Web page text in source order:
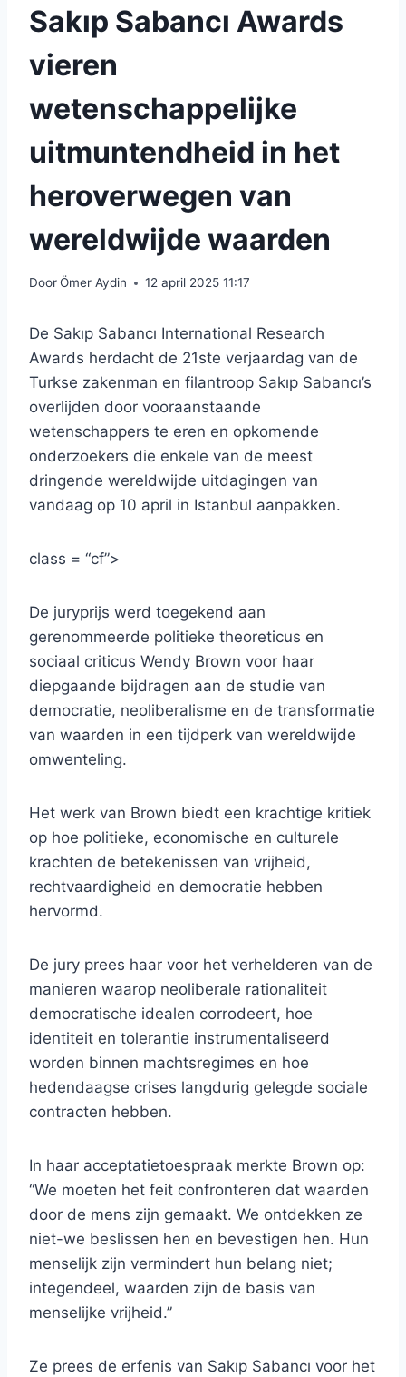
Sakıp Sabancı Awards
vieren
wetenschappelijke
uitmuntendheid in het
heroverwegen van
wereldwijde waarden
DoorÖmer Aydin 12 april 2025 11:17
De Sakıp Sabancı International Research
Awards herdacht de 21ste verjaardag van de
Turkse zakenman en filantroop Sakıp Sabancı’s
overlijden door vooraanstaande
wetenschappers te eren en opkomende
onderzoekers die enkele van de meest
dringende wereldwijde uitdagingen van
vandaag op 10 april in Istanbul aanpakken.
class = “cf”>
De juryprijs werd toegekend aan
gerenommeerde politieke theoreticus en
sociaal criticus Wendy Brown voor haar
diepgaande bijdragen aan de studie van
democratie, neoliberalisme en de transformatie
van waarden in een tijdperk van wereldwijde
omwenteling.
Het werk van Brown biedt een krachtige kritiek
op hoe politieke, economische en culturele
krachten de betekenissen van vrijheid,
rechtvaardigheid en democratie hebben
hervormd.
De jury prees haar voor het verhelderen van de
manieren waarop neoliberale rationaliteit
democratische idealen corrodeert, hoe
identiteit en tolerantie instrumentaliseerd
worden binnen machtsregimes en hoe
hedendaagse crises langdurig gelegde sociale
contracten hebben.
In haar acceptatietoespraak merkte Brown op:
“We moeten het feit confronteren dat waarden
door de mens zijn gemaakt. We ontdekken ze
niet-we beslissen hen en bevestigen hen. Hun
menselijk zijn vermindert hun belang niet;
integendeel, waarden zijn de basis van
menselijke vrijheid.”
Ze prees de erfenis van Sakıp Sabancı voor het